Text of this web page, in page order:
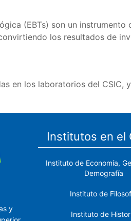
(EBTs) son un
los resultados de
en los laboratorios del
y
Institutos en el
Instituto de Economía,
Demografía
Instituto de
Instituto de